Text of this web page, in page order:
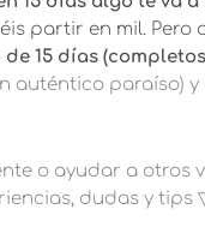
partir en mil. Pero
15 días
auténtico paraíso)
o ayudar a otros
dudas y tips